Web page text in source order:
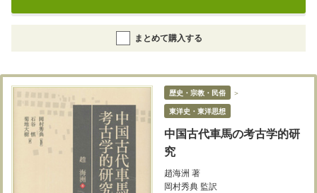
まとめて購入する
歴史・宗教・民俗 ＞
東洋史・東洋思想
中国古代車馬の考古学的研
究
趙海洲 著
岡村秀典 監訳